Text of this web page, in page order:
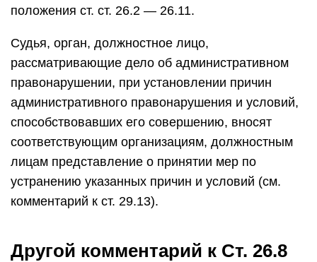
положения ст. ст. 26.2 — 26.11.
Судья, орган, должностное лицо,
рассматривающие дело об административном
правонарушении, при установлении причин
административного правонарушения и условий,
способствовавших его совершению, вносят
соответствующим организациям, должностным
лицам представление о принятии мер по
устранению указанных причин и условий (см.
комментарий к ст. 29.13).
Другой комментарий к Ст. 26.8